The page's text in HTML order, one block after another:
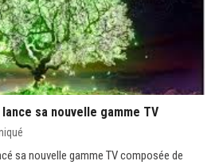
sa nouvelle gamme TV
sa nouvelle gamme TV composée de